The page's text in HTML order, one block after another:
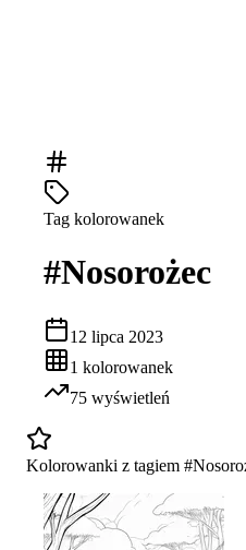
Tag kolorowanek
#Nosorożec
12 lipca 2023
1 kolorowanek
75 wyświetleń
Kolorowanki z tagiem #